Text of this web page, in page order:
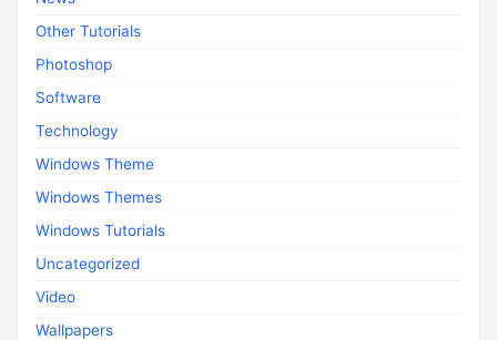
Other Tutorials
Photoshop
Software
Technology
Windows Theme
Windows Themes
Windows Tutorials
Uncategorized
Video
Wallpapers